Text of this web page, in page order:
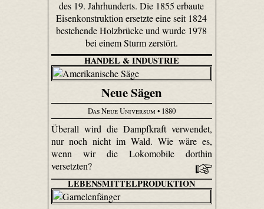
des 19. Jahrhunderts. Die 1855 erbaute
Eisenkonstruktion ersetzte eine seit 1824
bestehende Holzbrücke und wurde 1978
bei einem Sturm zerstört.
HANDEL & INDUSTRIE
Neue Sägen
Das Neue Universum • 1880
Überall wird die Dampfkraft verwendet,
nur noch nicht im Wald. Wie wäre es,
wenn wir die Lokomobile dorthin
versetzten?
LEBENSMITTELPRODUKTION